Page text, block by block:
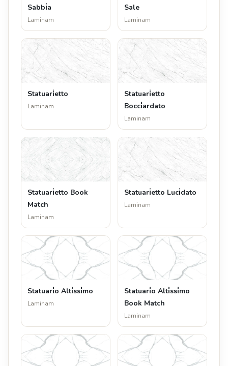
Sabbi̇a
Laminam
Sale
Laminam
Statuari̇etto
Laminam
Statuari̇etto
Bocci̇ardato
Laminam
Statuari̇etto Book
Match
Laminam
Statuari̇etto Luci̇dato
Laminam
Statuari̇o Alti̇ssi̇mo
Laminam
Statuari̇o Alti̇ssi̇mo
Book Match
Laminam